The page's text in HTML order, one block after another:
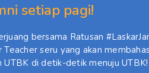
setiap pagi!
bersama Ratusan
seru yang akan
di detik-detik menuju UTBK!